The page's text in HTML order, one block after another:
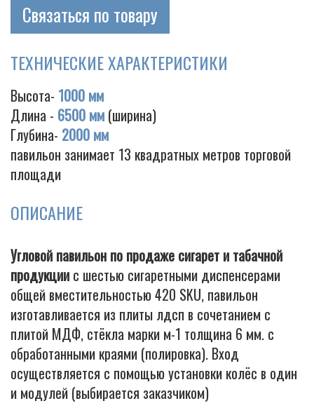
Связаться по товару
ТЕХНИЧЕСКИЕ ХАРАКТЕРИСТИКИ
Высота- 1000 мм
Длина - 6500 мм (ширина)
Глубина- 2000 мм
павильон занимает 13 квадратных метров торговой
площади
ОПИСАНИЕ
Угловой павильон по продаже сигарет и табачной
продукции с шестью сигаретными диспенсерами
общей вместительностью 420 SKU, павильон
изготавливается из плиты лдсп в сочетанием с
плитой МДФ, стёкла марки м-1 толщина 6 мм. с
обработанными краями (полировка). Вход
осуществляется с помощью установки колёс в один
и модулей (выбирается заказчиком)